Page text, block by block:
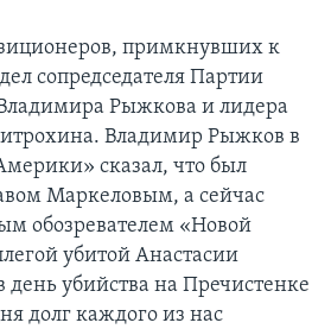
примкнувших к
сопредседателя Партии
Рыжкова и лидера
Владимир Рыжков в
сказал, что был
Маркеловым, а сейчас
обозревателем «Новой
убитой Анастасии
день убийства на Пречистенке
долг каждого из нас